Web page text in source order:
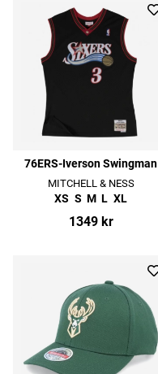
76ERS-Iverson Swingman
MITCHELL & NESS
XS S M L XL
1349 kr